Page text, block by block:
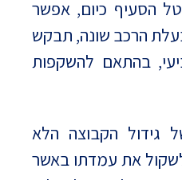
הסעיף כיום, אפשר
הרכב שונה, תבקש
בהתאם להשקפות
גידול הקבוצה הלא
לשקול את עמדתו באשר